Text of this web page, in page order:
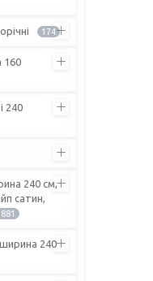
174
160
240
240 см,
сатин,
240